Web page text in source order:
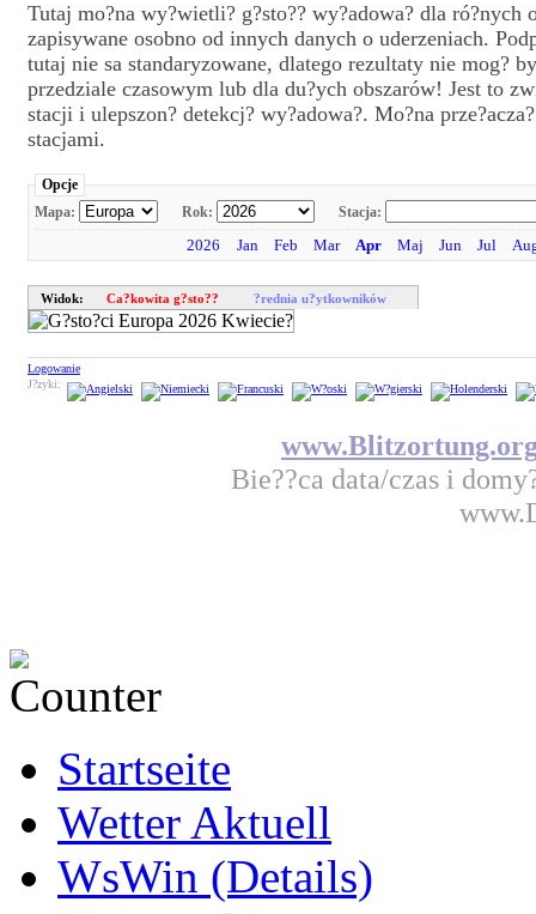
Tutaj mo?na wy?wietli? g?sto?? wy?adowa? dla ró?nych
zapisywane osobno od innych danych o uderzeniach.
tutaj nie sa standaryzowane, dlatego rezultaty nie mog?
przedziale czasowym lub dla du?ych obszarów! Jest to
stacji i ulepszon? detekcj? wy?adowa?. Mo?na
stacjami.
Opcje
Mapa:
Rok: Stacja:
2026 Jan Feb Mar Apr Maj Jun Jul
Widok: Ca?kowita g?sto?? ?rednia u?ytkowników
Logowanie
J?zyki:
Bie??ca data/czas i
Startseite
Wetter Aktuell
WsWin (Details)